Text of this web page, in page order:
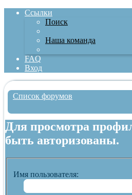
Ссылки
Поиск
Наша команда
FAQ
Вход
Список форумов
Для просмотра
быть авторизованы.
Имя пользователя: